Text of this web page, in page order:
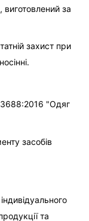
виготовлений за
захист при
"Одяг
засобів
та